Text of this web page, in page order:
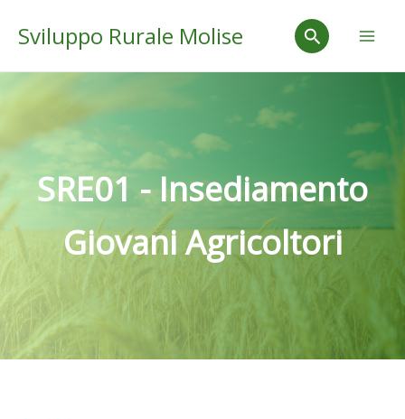
Sviluppo Rurale Molise
Cerca
SRE01 - Insediamento
Giovani Agricoltori